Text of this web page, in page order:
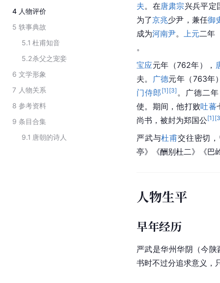
4 人物评价
5 轶事典故
5.1 杜甫知音
5.2杀父之宠妾
6 文学形象
7 人物关系
8 参考资料
9 条目合集
9.1 唐朝的诗人
夫。在唐肃宗兴兵平定
为了京兆少尹，兼任御
成为河南尹。 上元二年
。
宝应元年（762年），
夫。
广德元年（763年
门侍郎 [1] [3] 。 广德二
使。期间，他打败吐蕃
尚书 ，被封为郑国公[1] [
严武与杜甫交往密切
亭》《酬别杜二》《巴
人物生平
早年经历
严武是华州华阴（今
书时不过分追求意义，